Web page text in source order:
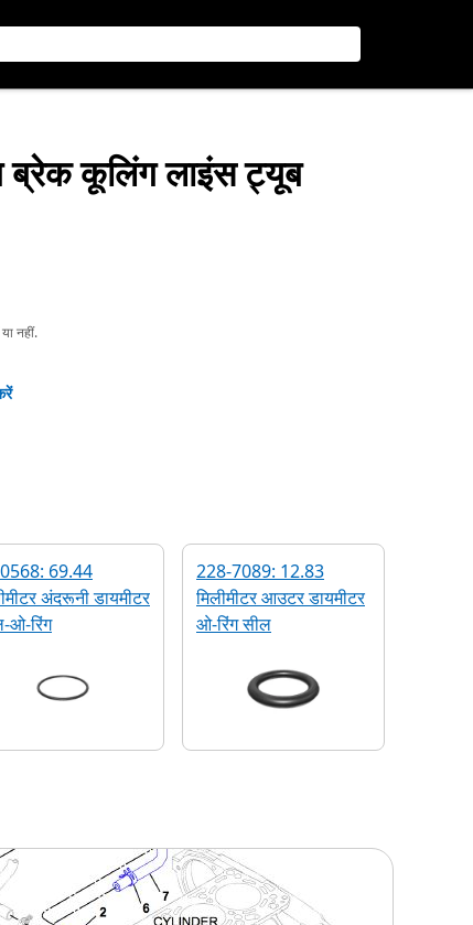
ब्रेक कूलिंग लाइंस ट्यूब
नहीं.
69.44
अंदरूनी डायमीटर
ओ-रिंग
228-7089: 12.83
मिलीमीटर आउटर डायमीटर
ओ-रिंग सील